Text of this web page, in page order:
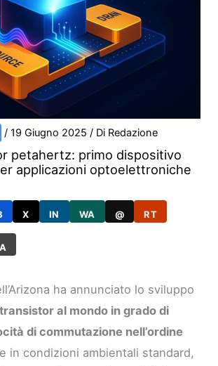
/19 Giugno 2025/ Di Redazione
petahertz: primo dispositivo
applicazioni optoelettroniche
X IN WA @ RT
ha annunciato lo sviluppo
al mondo in grado di
di commutazione nell’ordine
e in condizioni ambientali standard,